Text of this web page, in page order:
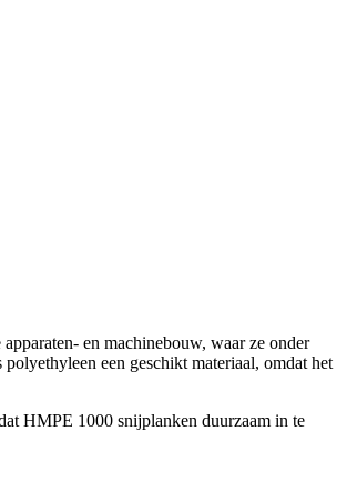
en machinebouw, waar ze onder
een geschikt materiaal, omdat het
HMPE 1000 snijplanken duurzaam in te